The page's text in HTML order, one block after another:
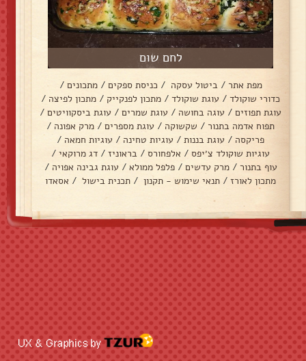
לחם שום
מפת אתר / ביטול עסקה / כניסת ספקים / מתכונים /
כדורי שוקולד / עוגת שוקולד / מתכון לפנקייק / מתכון לפיצה /
עוגת תפוזים / עוגה בחושה / עוגת שמרים / עוגת ביסקוויטים /
תפוח אדמה בתנור / שקשוקה / עוגת מספרים / מרק אפונה /
פריקסה / עוגת בננות / עוגיות טחינה / עוגיות חמאה /
עוגיות שוקולד צ׳יפס / אלפחורס / בראוניז / דג מרוקאי /
עוף בתנור / מרק עדשים / פלפל ממולא / עוגת גבינה אפויה /
מתכון לאורז / תנאי שימוש - תקנון / תכנית בישול / אסאדו